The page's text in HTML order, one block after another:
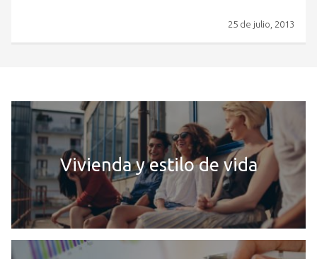
25 de julio, 2013
Vivienda y estilo de vida